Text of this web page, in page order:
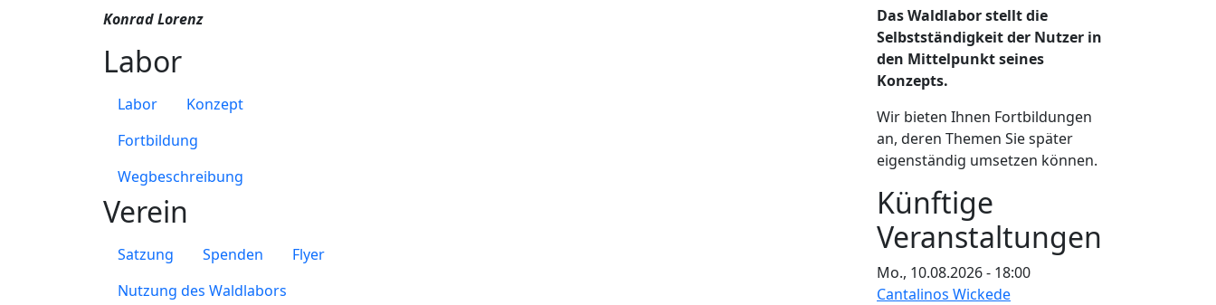
Konrad Lorenz
Labor
Labor
Konzept
Fortbildung
Wegbeschreibung
Verein
Satzung Spenden
Flyer
Nutzung des Waldlabors
Das Waldlabor stellt die
Selbstständigkeit der Nutzer in
den Mittelpunkt seines
Konzepts.
Wir bieten Ihnen Fortbildungen
an, deren Themen Sie später
eigenständig umsetzen können.
Künftige
Veranstaltungen
Mo., 10.08.2026 - 18:00
Cantalinos Wickede